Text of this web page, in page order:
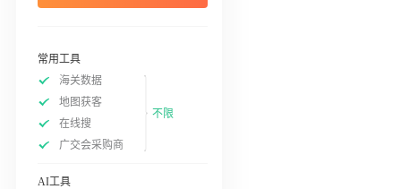
常用工具
海关数据
地图获客
在线搜
广交会采购商
不限
AI工具